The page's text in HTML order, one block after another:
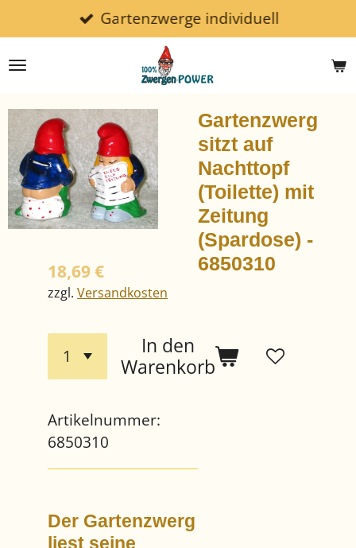
Hauptinhalt
springen
Gartenzwerge individuell
Gartenzwerg
sitzt auf
Nachttopf
(Toilette) mit
Zeitung
(Spardose) -
6850310
18,69 €
zzgl. Versandkosten
In den
Warenkorb
Artikelnummer:
6850310
Der Gartenzwerg
liest seine